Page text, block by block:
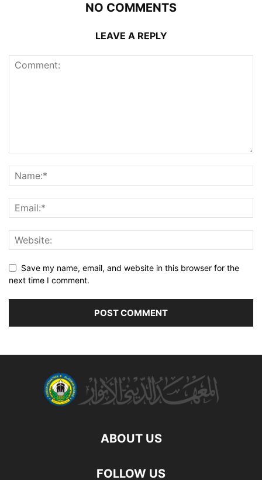
NO COMMENTS
LEAVE A REPLY
Save my name, email, and website in this browser for the
next time I comment.
ABOUT US
FOLLOW US